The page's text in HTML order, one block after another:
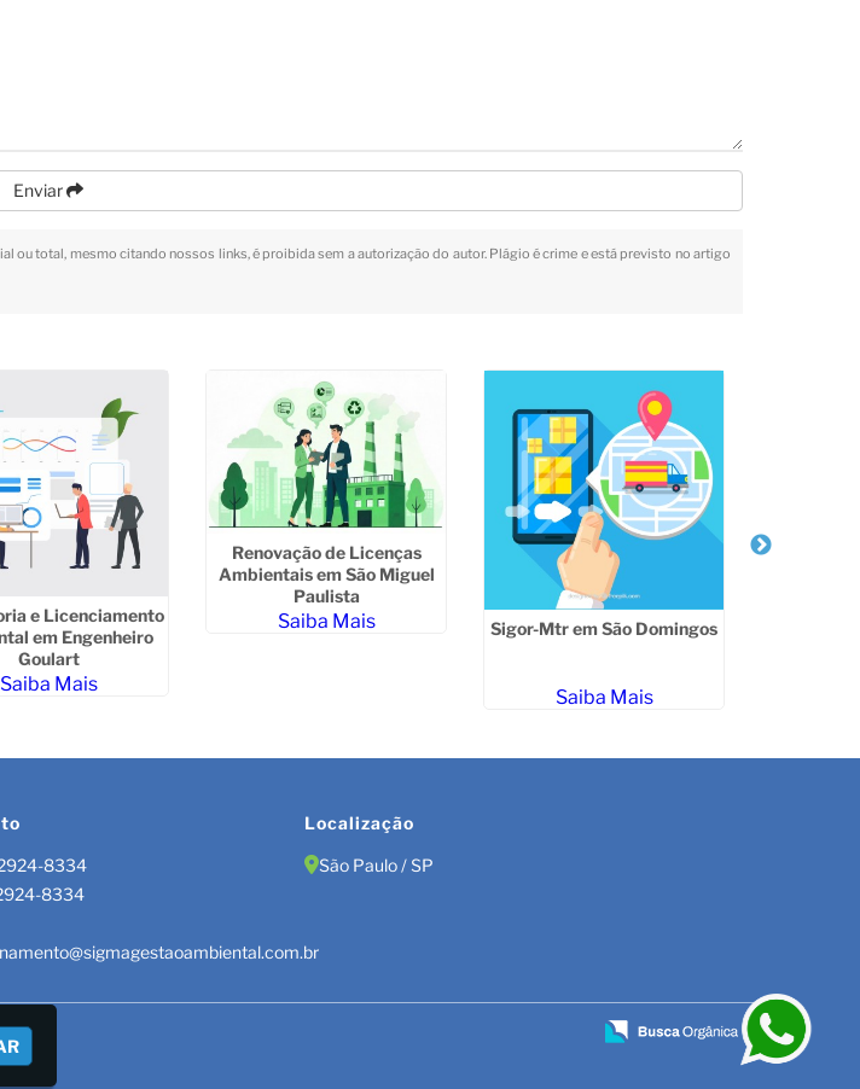
Enviar
ou total, mesmo citando nossos links, é proibida sem a autorização do autor. Plágio é crime e está previsto no artigo
e Licenciamento
em Engenheiro
Goulart
Saiba Mais
Renovação de Licenças
Ambientais em São Miguel
Paulista
Saiba Mais Sigor-Mtr em São Domingos
Saiba Mais
8334
8334
Localização
São Paulo / SP